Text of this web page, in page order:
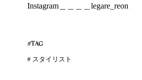
Instagram＿＿＿＿legare_reon
#TAG
# スタイリスト